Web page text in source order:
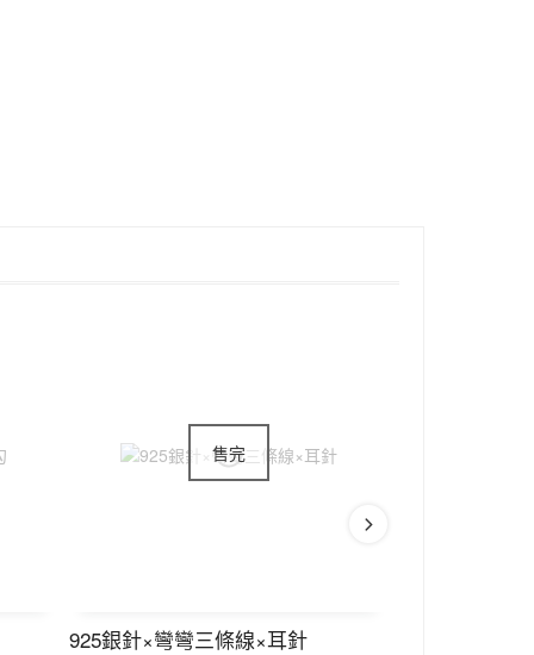
925銀針×彎彎三條線×耳針